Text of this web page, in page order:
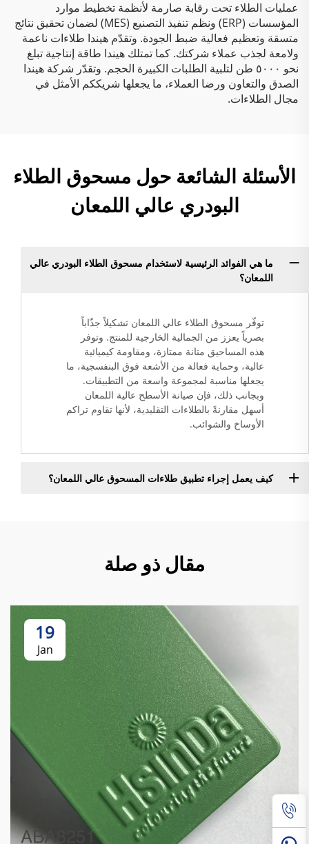
عمليات الطلاء تحت رقابة صارمة لأنظمة تخطيط موارد
المؤسسات (ERP) ونظم تنفيذ التصنيع (MES) لضمان تحقيق نتائج
متسقة وتعظيم فعالية ضبط الجودة. وتقدّم هيندا طلاءات ناعمة
ولامعة لجذب عملاء شركتك. كما تمتلك هيندا طاقة إنتاجية تبلغ
نحو ٥٠٠٠ طن لتلبية الطلبات الكبيرة الحجم. وتقدّر شركة هيندا
الصدق والتعاون ورضا العملاء، ما يجعلها شريككم الأمثل في
مجال الطلاءات.
الأسئلة الشائعة حول مسحوق الطلاء
البودري عالي اللمعان
ما هي الفوائد الرئيسية لاستخدام مسحوق الطلاء البودري عالي
اللمعان؟
توفّر مسحوق الطلاء عالي اللمعان تشكيلاً جذّاباً
بصرياً يعزز من الجمالية الخارجية للمنتج. وتوفر
هذه المساحيق متانة ممتازة، ومقاومة كيميائية
عالية، وحماية فعالة من الأشعة فوق البنفسجية، ما
يجعلها مناسبة لمجموعة واسعة من التطبيقات.
وبجانب ذلك، فإن صيانة الأسطح عالية اللمعان
أسهل مقارنةً بالطلاءات التقليدية، لأنها تقاوم تراكم
الأوساخ والشوائب.
كيف يعمل إجراء تطبيق طلاءات المسحوق عالي اللمعان؟
مقال ذو صلة
19
Jan